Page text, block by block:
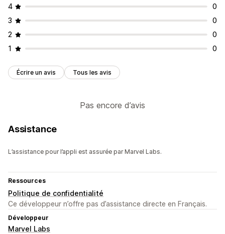
Tableaux de bord personnalisés
4
0
3
0
2
0
1
0
Écrire un avis Tous les avis
Pas encore d’avis
Assistance
L’assistance pour l’appli est assurée par Marvel Labs.
Ressources
Politique de confidentialité
Ce développeur n’offre pas d’assistance directe en Français.
Développeur
Marvel Labs